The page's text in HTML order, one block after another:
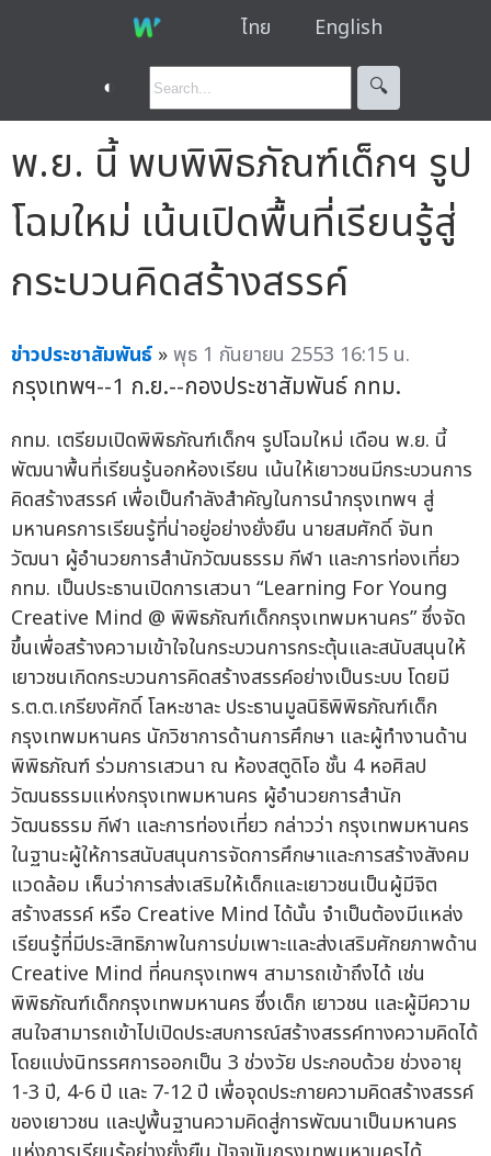
ไทย English
◐ 🔍︎
พ.ย. นี้ พบพิพิธภัณฑ์เด็กฯ รูป
โฉมใหม่ เน้นเปิดพื้นที่เรียนรู้สู่
กระบวนคิดสร้างสรรค์
ข่าวประชาสัมพันธ์ »พุธ 1 กันยายน 2553 16:15 น.
กรุงเทพฯ--1 ก.ย.--กองประชาสัมพันธ์ กทม.
กทม. เตรียมเปิดพิพิธภัณฑ์เด็กฯ รูปโฉมใหม่ เดือน พ.ย. นี้
พัฒนาพื้นที่เรียนรู้นอกห้องเรียน เน้นให้เยาวชนมีกระบวนการ
คิดสร้างสรรค์ เพื่อเป็นกำลังสำคัญในการนำกรุงเทพฯ สู่
มหานครการเรียนรู้ที่น่าอยู่อย่างยั่งยืน นายสมศักดิ์ จันท
วัฒนา ผู้อำนวยการสำนักวัฒนธรรม กีฬา และการท่องเที่ยว
กทม. เป็นประธานเปิดการเสวนา “Learning For Young
Creative Mind @ พิพิธภัณฑ์เด็กกรุงเทพมหานคร” ซึ่งจัด
ขึ้นเพื่อสร้างความเข้าใจในกระบวนการกระตุ้นและสนับสนุนให้
เยาวชนเกิดกระบวนการคิดสร้างสรรค์อย่างเป็นระบบ โดยมี
ร.ต.ต.เกรียงศักดิ์ โลหะชาละ ประธานมูลนิธิพิพิธภัณฑ์เด็ก
กรุงเทพมหานคร นักวิชาการด้านการศึกษา และผู้ทำงานด้าน
พิพิธภัณฑ์ ร่วมการเสวนา ณ ห้องสตูดิโอ ชั้น 4 หอศิลป
วัฒนธรรมแห่งกรุงเทพมหานคร ผู้อำนวยการสำนัก
วัฒนธรรม กีฬา และการท่องเที่ยว กล่าวว่า กรุงเทพมหานคร
ในฐานะผู้ให้การสนับสนุนการจัดการศึกษาและการสร้างสังคม
แวดล้อม เห็นว่าการส่งเสริมให้เด็กและเยาวชนเป็นผู้มีจิต
สร้างสรรค์ หรือ Creative Mind ได้นั้น จำเป็นต้องมีแหล่ง
เรียนรู้ที่มีประสิทธิภาพในการบ่มเพาะและส่งเสริมศักยภาพด้าน
Creative Mind ที่คนกรุงเทพฯ สามารถเข้าถึงได้ เช่น
พิพิธภัณฑ์เด็กกรุงเทพมหานคร ซึ่งเด็ก เยาวชน และผู้มีความ
สนใจสามารถเข้าไปเปิดประสบการณ์สร้างสรรค์ทางความคิดได้
โดยแบ่งนิทรรศการออกเป็น 3 ช่วงวัย ประกอบด้วย ช่วงอายุ
1-3 ปี, 4-6 ปี และ 7-12 ปี เพื่อจุดประกายความคิดสร้างสรรค์
ของเยาวชน และปูพื้นฐานความคิดสู่การพัฒนาเป็นมหานคร